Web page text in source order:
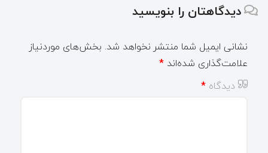
دیدگاهتان را بنویسید
نشانی ایمیل شما منتشر نخواهد شد. بخش‌های موردنیاز
علامت‌گذاری شده‌اند *
دیدگاه *